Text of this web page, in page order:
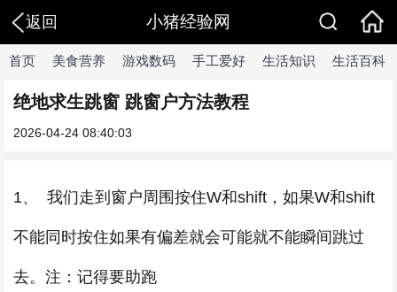
返回 小猪经验网
首页 美食营养 游戏数码 手工爱好 生活知识 生活百科
绝地求生跳窗 跳窗户方法教程
2026-04-24 08:40:03
1、 我们走到窗户周围按住W和shift，如果W和shift
不能同时按住如果有偏差就会可能就不能瞬间跳过
去。注：记得要助跑